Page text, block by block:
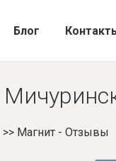
Блог
>> Магнит - Отзывы